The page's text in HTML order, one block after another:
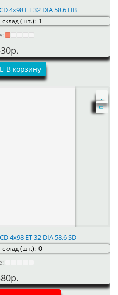
4x98 ET 32 DIA 58.6 HB
(шт.): 1
В корзину
4x98 ET 32 DIA 58.6 SD
(шт.): 0